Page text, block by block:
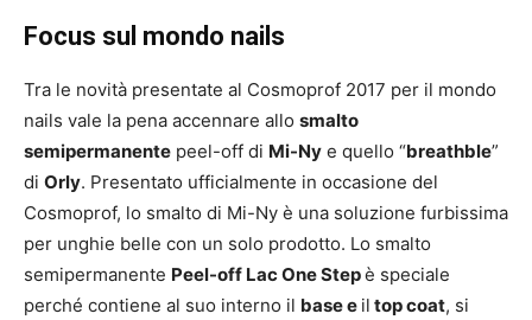
Focus sul mondo nails
Tra le novità presentate al Cosmoprof 2017 per il mondo
nails vale la pena accennare allo smalto
semipermanente peel-off di Mi-Ny e quello “breathble”
di Orly. Presentato ufficialmente in occasione del
Cosmoprof, lo smalto di Mi-Ny è una soluzione furbissima
per unghie belle con un solo prodotto. Lo smalto
semipermanente Peel-off Lac One Stepè speciale
perché contiene al suo interno il base e il top coat, si